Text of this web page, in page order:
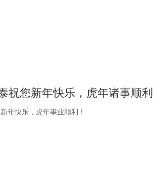
祝您新年快乐，虎年诸事顺利
年快乐，虎年事业顺利！